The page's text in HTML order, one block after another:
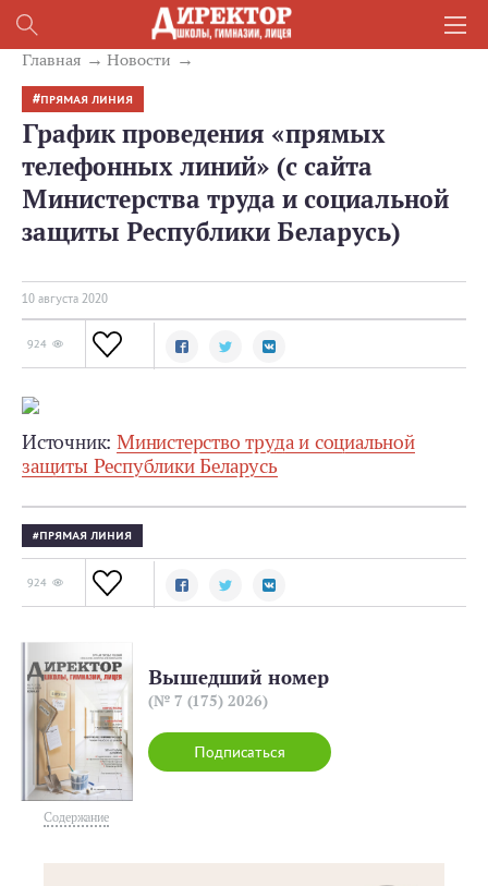
Главная Новости
ПРЯМАЯ ЛИНИЯ
График проведения «прямых
телефонных линий» (с сайта
Министерства труда и социальной
защиты Республики Беларусь)
10 августа 2020
924
Источник:Министерство труда и социальной
защиты Республики Беларусь
ПРЯМАЯ ЛИНИЯ
924
Содержание
Подписаться
Вышедший номер
(№ 7 (175) 2026)